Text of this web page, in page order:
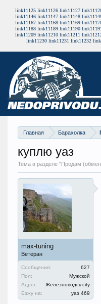
link11125 link11126 link11127
link11146 link11147 link11148
link11167 link11168 link11169
link11188 link11189 link11190 link11191
link11209 link11210 link11211
link11230 link11231 link11232
Главная Барахолка
куплю уаз
Тема в разделе "Продам
max-tuning
Ветеран
Сообщения:
627
Пол:
Мужской
Адрес:
Железноводск city
Езжу на:
уаз 469